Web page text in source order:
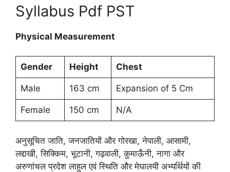
Syllabus Pdf PST
Physical Measurement
Gender Height Chest
Male 163 cm Expansion of 5 Cm
Female 150 cm N/A
अनुसूचित जाति, जनजातियों और गोरखा, नेपाली, आसामी,
लद्दाखी, सिक्किम, भूटानी, गढ़वाली, कुमाऊँनी, नागा और
अरुणांचल प्रदेश लाहुल एवं स्थिति और मेघालयी अभ्यर्थियों की